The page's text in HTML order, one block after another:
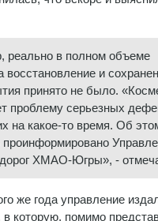
реально в полном объеме
восстановление и
принято не было.
проблему серьезных
на какое-то время. Об
проинформировано
ХМАО-Югры», -
же года управление
в которую, помимо